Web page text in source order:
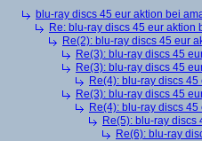
blu-ray discs 45 eur aktion bei
Re: blu-ray discs 45 eur aktion
Re(2): blu-ray discs 45 eur
Re(3): blu-ray discs 45
Re(3): blu-ray discs 45
Re(4): blu-ray discs
Re(3): blu-ray discs 45
Re(4): blu-ray discs
Re(5): blu-ray discs
Re(6): blu-ray